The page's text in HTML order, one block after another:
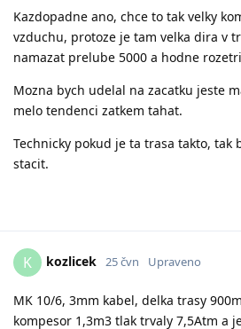
Kazdopadne ano, chce to tak velky
vzduchu, protoze je tam velka dira v
namazat prelube 5000 a hodne
Mozna bych udelal na zacatku jeste
melo tendenci zatkem tahat.
Technicky pokud je ta trasa takto, tak
stacit.
K kozlicek 25 čvn Upraveno
MK 10/6, 3mm kabel, delka trasy
kompesor 1,3m3 tlak trvaly 7,5Atm a